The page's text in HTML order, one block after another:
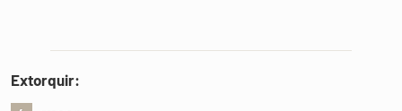
Extorquir: